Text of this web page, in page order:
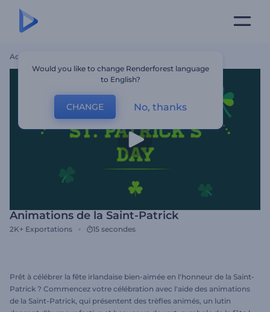
Accueil
Animations de la Saint-Patrick
2K+ Exportations 15 secondes
Prêt à célébrer la fête irlandaise bien-aimée en l'honneur de la Saint-
Patrick ? Commencez votre célébration avec l'aide des animations
de la Saint-Patrick, qui présentent des trèfles animés, un lutin
Would you like to change Renderforest language
to English?
CHANGE No, thanks